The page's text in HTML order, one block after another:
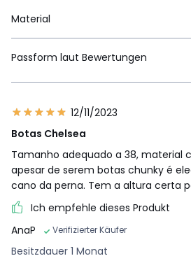
Material
Passform laut Bewertungen
12/11/2023
Botas Chelsea
Tamanho adequado a 38, material
apesar de serem botas chunky é
cano da perna. Tem a altura certa
Ich empfehle dieses Produkt
AnaP
Verifizierter Käufer
Besitzdauer 1 Monat